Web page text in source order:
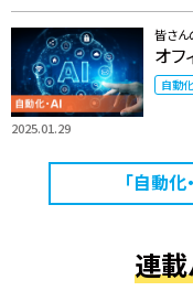
2025.01.29
皆さん
オフ
自動化
「自動
連